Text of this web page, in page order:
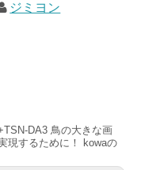
ジミヨン
DA3 鳥の大きな画
現するために！ kowaの